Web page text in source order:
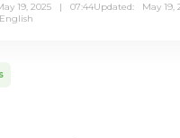
19, 2025 | 07:44Updated: May
English